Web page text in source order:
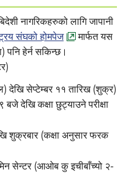
नागरिकहरुको लागि जापानी
संघको होमपेज
मार्फत यस
पनि हेर्न सकिन्छ।
देखि सेप्टेम्बर ११ तारिख (शुक्र)
देखि कक्षा छुट्याउने परीक्षा
शुक्रबार (कक्षा अनुसार फरक
सेन्टर (आओब कु इचीबाँच्यो २-